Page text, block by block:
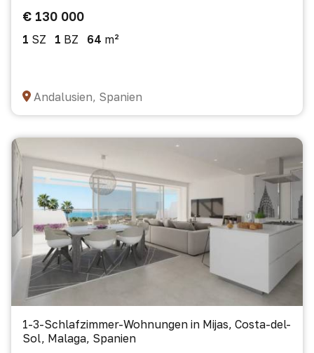
€ 130 000
1 SZ 1 BZ 64 m²
Andalusien, Spanien
1-3-Schlafzimmer-Wohnungen in Mijas, Costa-del-
Sol, Malaga, Spanien